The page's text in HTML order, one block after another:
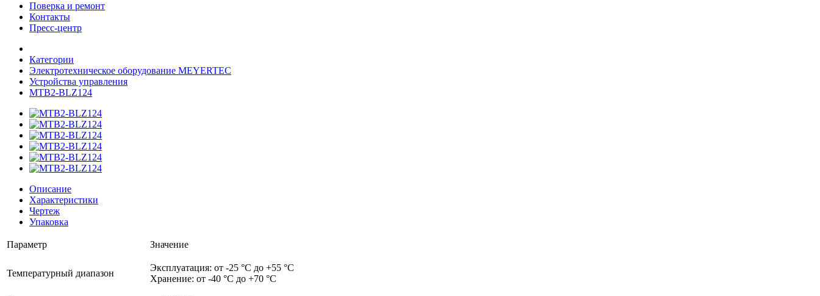
Поверка и ремонт
Контакты
Пресс-центр
Категории
Электротехническое оборудование MEYERTEC
Устройства управления
MTB2-BLZ124
Описание
Характеристики
Чертеж
Упаковка
Параметр Значение
Температурный диапазон
Эксплуатация: от -25 °C до +55 °C
Хранение: от -40 °C до +70 °C